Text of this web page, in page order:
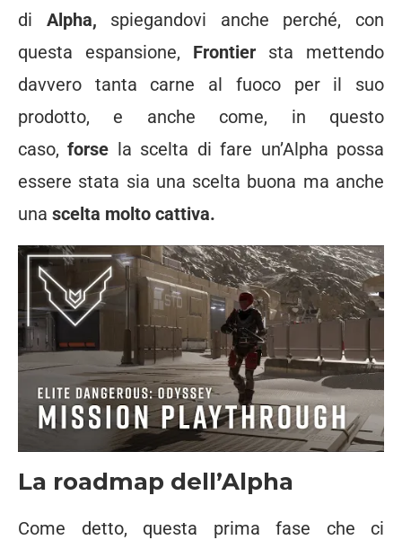
di Alpha, spiegandovi anche perché, con
questa espansione, Frontier sta mettendo
davvero tanta carne al fuoco per il suo
prodotto, e anche come, in questo
caso,forse
la scelta di fare un’Alpha possa
essere stata sia una scelta buona ma anche
una scelta molto cattiva.
La roadmap dell’Alpha
Come detto, questa prima fase che ci